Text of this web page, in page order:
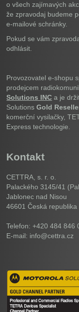
o všech zajímavých
že zpravodaj budeme
e-mailové schránky.
Pokud se vám
odhlásit.
Provozovatel e-shopu
prodejcem
Solutions INC a je
SolutionsGold
komerční vysilačky,
Express technologie.
Kontakt
CETTRA, s. r. o.
Palackého 3145/41
Jablonec nad Nisou
46601Česká republika
Telefon: +420 484 846
E-mail: info@cettra.cz